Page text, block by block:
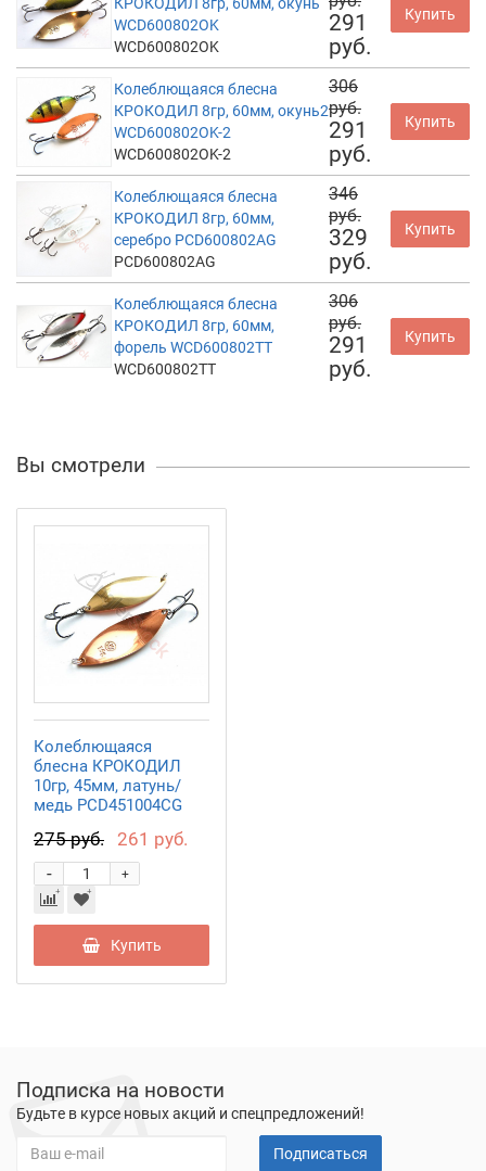
WCD600802OK
WCD600802OK
291
руб.
Купить
Колеблющаяся блесна
КРОКОДИЛ 8гр, 60мм, окунь2
WCD600802OK-2
WCD600802OK-2
306
руб.
291
руб.
Купить
Колеблющаяся блесна
КРОКОДИЛ 8гр, 60мм,
серебро PCD600802AG
PCD600802AG
346
руб.
329
руб.
Купить
Колеблющаяся блесна
КРОКОДИЛ 8гр, 60мм,
форель WCD600802TT
WCD600802TT
306
руб.
291
руб.
Купить
Вы смотрели
Колеблющаяся
блесна КРОКОДИЛ
10гр, 45мм, латунь/
медь PCD451004CG
275 руб. 261 руб.
+
-
Купить
Подписка на новости
Будьте в курсе новых акций и спецпредложений!
Подписаться